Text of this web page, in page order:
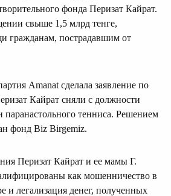
фонда Перизат Кайрат.
свыше 1,5 млрд тенге,
гражданам, пострадавшим от
Amanat сделала заявление по
Кайрат сняли с должности
паранастольного тенниса. Решением
фонд Biz Birgemiz.
Перизат Кайрат и ее мамы Г.
как мошенничество в
и легализация денег, полученных